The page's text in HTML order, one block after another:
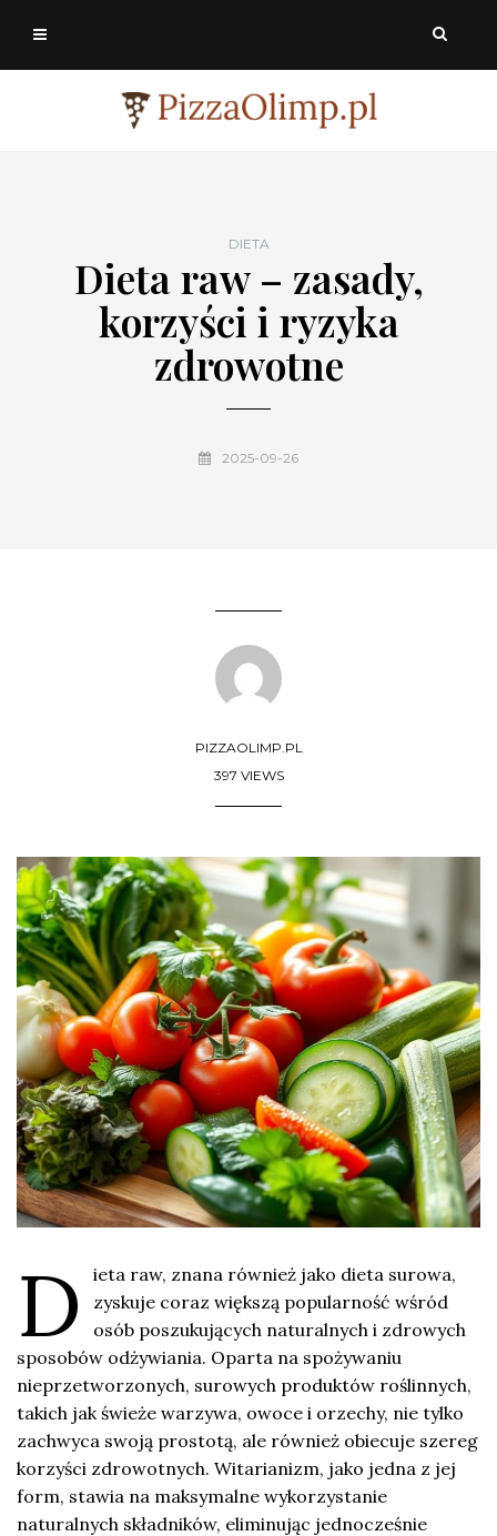
DIETA
Dieta raw – zasady,
korzyści i ryzyka
zdrowotne
2025-09-26
PIZZAOLIMP.PL
397 VIEWS
D
ieta raw, znana również jako dieta surowa,
zyskuje coraz większą popularność wśród
osób poszukujących naturalnych i zdrowych
sposobów odżywiania. Oparta na spożywaniu
nieprzetworzonych, surowych produktów roślinnych,
takich jak świeże warzywa, owoce i orzechy, nie tylko
zachwyca swoją prostotą, ale również obiecuje szereg
korzyści zdrowotnych. Witarianizm, jako jedna z jej
form, stawia na maksymalne wykorzystanie
naturalnych składników, eliminując jednocześnie